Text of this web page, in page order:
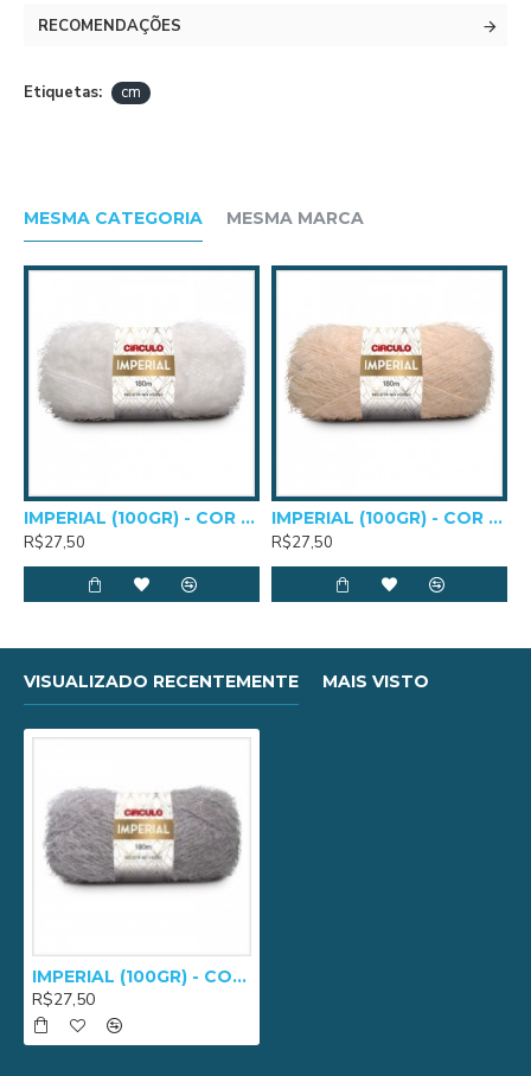
DADOS TÉCNICOS
TEX 555
Comprimento e Peso: 180m e 100g
RECOMENDAÇÕES
Etiquetas: cm
MESMA CATEGORIA MESMA MARCA
IMPERIAL (100GR) - COR 0010
R$27,50
IMPERIAL (100GR) - COR 0205
R$27,50
VISUALIZADO RECENTEMENTE MAIS VISTO
IMPERIAL (100GR) - COR 0648
R$27,50